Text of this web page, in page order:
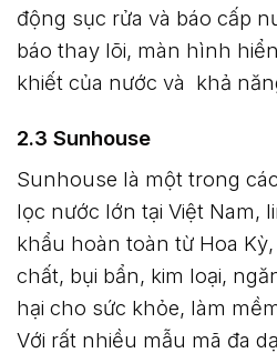
động sục rửa và báo cấp
báo thay lõi, màn hình
khiết của nước và khả
2.3 Sunhouse
Sunhouse là một trong
lọc nước lớn tại Việt Nam,
khẩu hoàn toàn từ Hoa
chất, bụi bẩn, kim loại,
hại cho sức khỏe, làm
Với rất nhiều mẫu mã đa